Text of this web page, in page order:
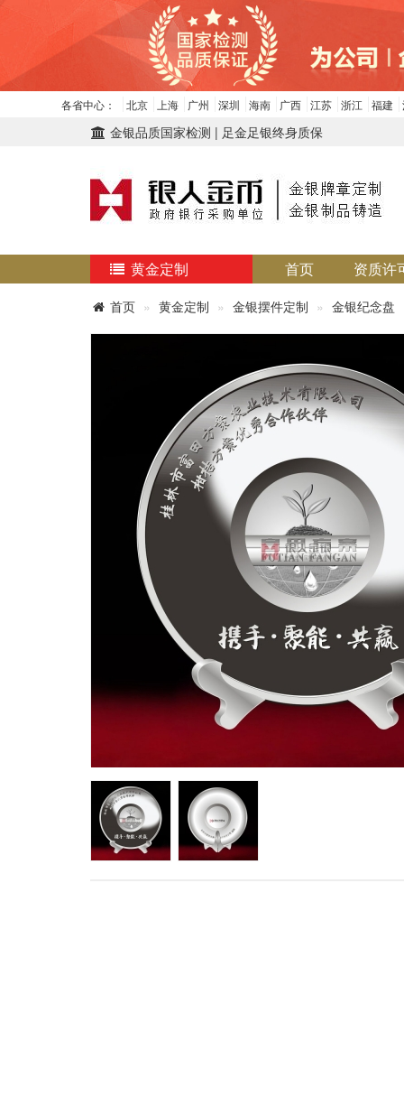
各省中心： 北京 上海 广州 深圳 海南 广西 江苏 浙江 福建
金银品质国家检测 | 足金足银终身质保
黄金定制 首页 资质许
首页 黄金定制 金银摆件定制 金银纪念盘